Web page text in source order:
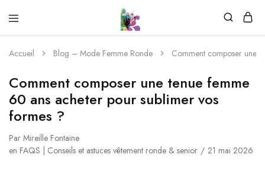
Accueil Blog – Mode Femme Ronde Comment composer une
Comment composer une tenue femme
60 ans acheter pour sublimer vos
formes ?
Par Mireille Fontaine
en FAQS | Conseils et astuces vêtement ronde & senior 21 mai 2026